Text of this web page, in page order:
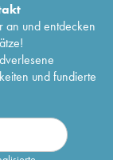
an und entdecken
und fundierte